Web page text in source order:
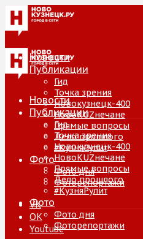
Новости
Публикации
Гид
Точка зрения
Новокузнецк-400
НовоKUZнечане
Прямые вопросы
Дело прошлого
#КузняРулит
Фото
Фото дня
Фоторепортажи
VK
ОК
Youtube
Новости
Публикации
Гид
Точка зрения
Новокузнецк-400
НовоKUZнечане
Прямые вопросы
Дело прошлого
#КузняРулит
Фото
Фото дня
Фоторепортажи